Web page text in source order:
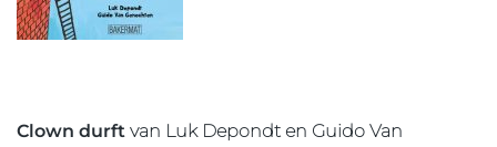
Clown durft van Luk Depondt en Guido Van